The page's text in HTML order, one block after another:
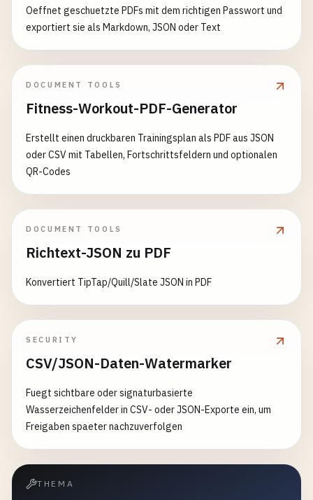
Oeffnet geschuetzte PDFs mit dem richtigen Passwort und
exportiert sie als Markdown, JSON oder Text
DOCUMENT TOOLS
Fitness-Workout-PDF-Generator
Erstellt einen druckbaren Trainingsplan als PDF aus JSON
oder CSV mit Tabellen, Fortschrittsfeldern und optionalen
QR-Codes
DOCUMENT TOOLS
Richtext-JSON zu PDF
Konvertiert TipTap/Quill/Slate JSON in PDF
SECURITY
CSV/JSON-Daten-Watermarker
Fuegt sichtbare oder signaturbasierte
Wasserzeichenfelder in CSV- oder JSON-Exporte ein, um
Freigaben spaeter nachzuverfolgen
THEMA